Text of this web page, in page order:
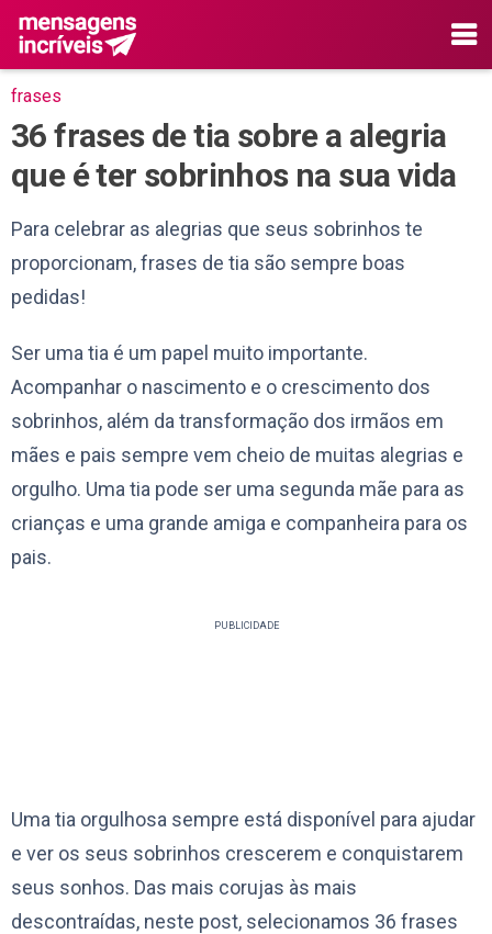
frases
36 frases de tia sobre a alegria
que é ter sobrinhos na sua vida
Para celebrar as alegrias que seus sobrinhos te
proporcionam, frases de tia são sempre boas
pedidas!
Ser uma tia é um papel muito importante.
Acompanhar o nascimento e o crescimento dos
sobrinhos, além da transformação dos irmãos em
mães e pais sempre vem cheio de muitas alegrias e
orgulho. Uma tia pode ser uma segunda mãe para as
crianças e uma grande amiga e companheira para os
pais.
PUBLICIDADE
Uma tia orgulhosa sempre está disponível para ajudar
e ver os seus sobrinhos crescerem e conquistarem
seus sonhos. Das mais corujas às mais
descontraídas, neste post, selecionamos 36 frases